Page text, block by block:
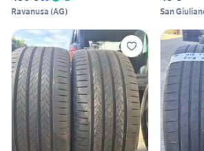
Ravanusa (AG) San